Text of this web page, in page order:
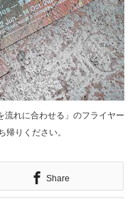
流れに合わせる」のフライヤー
帰りください。
Share